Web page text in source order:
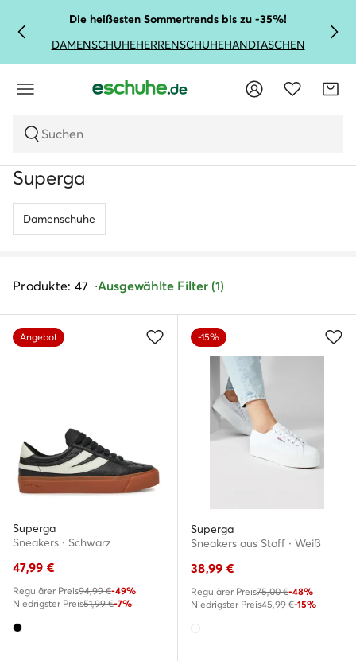
Die heißesten Sommertrends bis zu -35%!
DAMENSCHUHEHERRENSCHUHEHANDTASCHEN
Suchen
Superga
Damenschuhe
Produkte: 47 Ausgewählte Filter (1)
Angebot
Superga
Sneakers · Schwarz
47,99 €
Regulärer Preis94,99 €-49%
Niedrigster Preis51,99 €-7%
-15%
Superga
Sneakers aus Stoff · Weiß
38,99 €
Regulärer Preis75,00 €-48%
Niedrigster Preis45,99 €-15%